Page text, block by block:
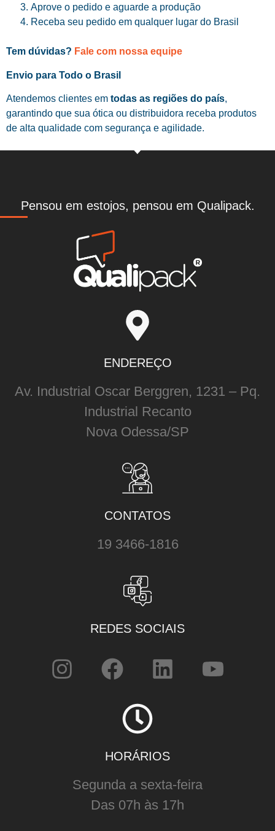
Aprove o pedido e aguarde a produção
Receba seu pedido em qualquer lugar do Brasil
Tem dúvidas? Fale com nossa equipe
Envio para Todo o Brasil
Atendemos clientes em todas as regiões do país,
garantindo que sua ótica ou distribuidora receba produtos
de alta qualidade com segurança e agilidade.
Pensou em estojos, pensou em Qualipack.
ENDEREÇO
Av. Industrial Oscar Berggren, 1231 – Pq.
Industrial Recanto
Nova Odessa/SP
CONTATOS
19 3466-1816
REDES SOCIAIS
HORÁRIOS
Segunda a sexta-feira
Das 07h às 17h